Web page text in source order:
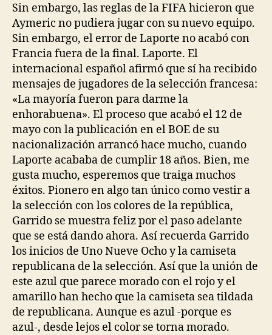
Sin embargo, las reglas de la FIFA hicieron que
Aymeric no pudiera jugar con su nuevo equipo.
Sin embargo, el error de Laporte no acabó con
Francia fuera de la final. Laporte. El
internacional español afirmó que sí ha recibido
mensajes de jugadores de la selección francesa:
«La mayoría fueron para darme la
enhorabuena». El proceso que acabó el 12 de
mayo con la publicación en el BOE de su
nacionalización arrancó hace mucho, cuando
Laporte acababa de cumplir 18 años. Bien, me
gusta mucho, esperemos que traiga muchos
éxitos. Pionero en algo tan único como vestir a
la selección con los colores de la república,
Garrido se muestra feliz por el paso adelante
que se está dando ahora. Así recuerda Garrido
los inicios de Uno Nueve Ocho y la camiseta
republicana de la selección. Así que la unión de
este azul que parece morado con el rojo y el
amarillo han hecho que la camiseta sea tildada
de republicana. Aunque es azul -porque es
azul-, desde lejos el color se torna morado.